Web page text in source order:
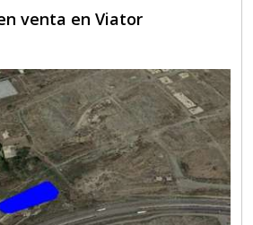
venta en Viator